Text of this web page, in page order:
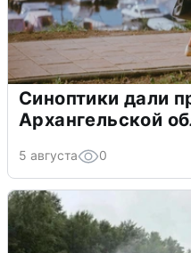
Синоптики дали
Архангельской
5 августа 0